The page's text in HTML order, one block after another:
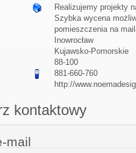
Realizujemy projekty
Szybka wycena
pomieszczenia na
Inowrocław
Kujawsko-Pomorskie
88-100
881-660-760
http://
kontaktowy
mail